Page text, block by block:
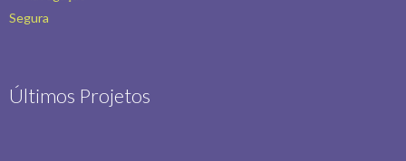
Últimos Projetos